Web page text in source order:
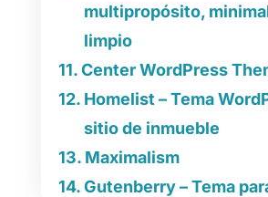
multipropósito,
limpio
Center WordPress
Homelist – Tema
sitio de inmueble
Maximalism
Gutenberry – Tema